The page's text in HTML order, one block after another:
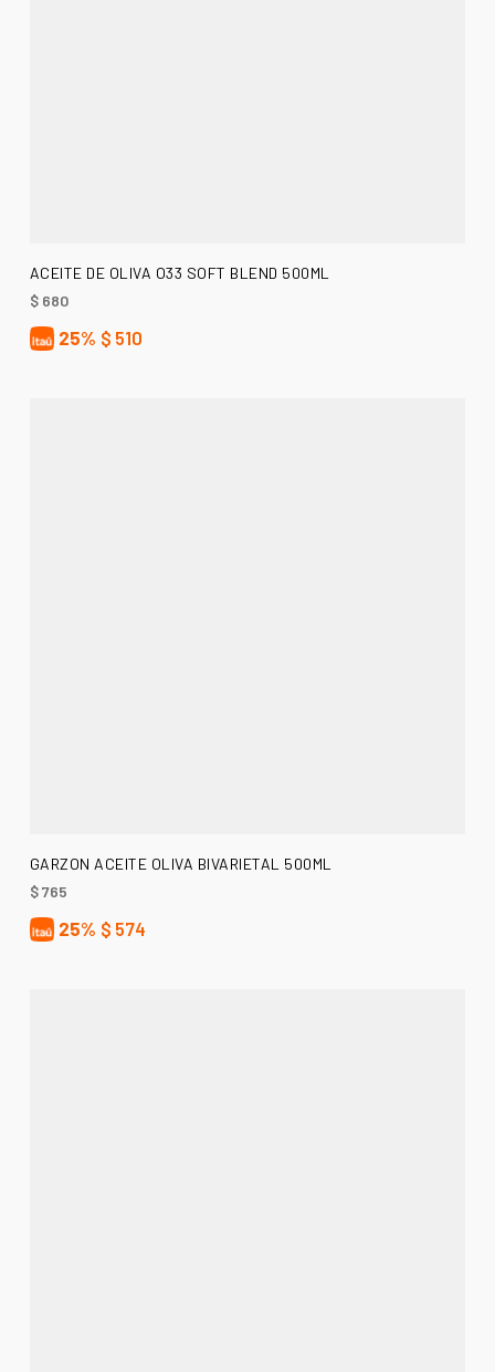
AÑADIR AL CARRITO
ACEITE DE OLIVA O33 SOFT BLEND 500ML
$680
25% $ 510
AÑADIR AL CARRITO
GARZON ACEITE OLIVA BIVARIETAL 500ML
$765
25% $ 574